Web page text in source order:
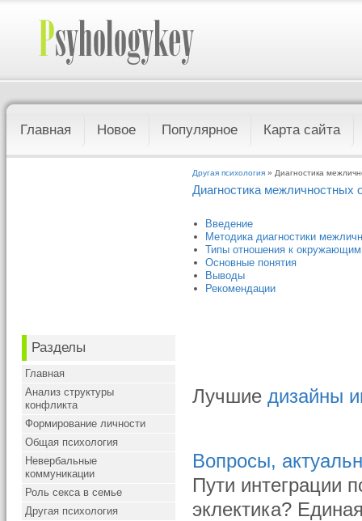
Главная Новое Популярное Карта сайта
Разделы
Главная
Анализ структуры
конфликта
Формирование личности
Общая психология
Невербальные
коммуникации
Роль секса в семье
Другая психология
Другая психология » Диагностика
Диагностика межличностных
Введение
Методика диагностики
Типы отношения к окружающим
Основные понятия
Выводы
Рекомендации
Лучшиедизайны
Вопросы,
Пути интеграции
эклектика?